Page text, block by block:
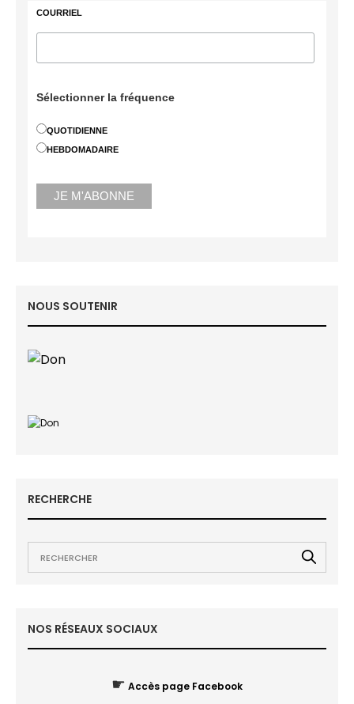
COURRIEL
Sélectionner la fréquence
QUOTIDIENNE
HEBDOMADAIRE
NOUS SOUTENIR
RECHERCHE
NOS RÉSEAUX SOCIAUX
☛ Accès page Facebook